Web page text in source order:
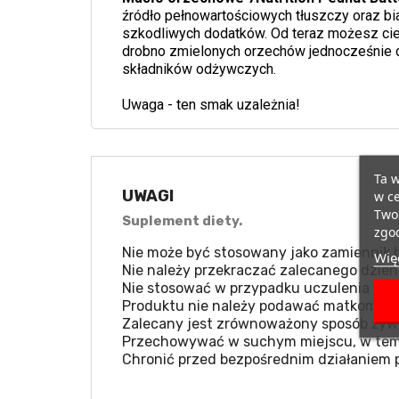
źródło pełnowartościowych tłuszczy oraz
szkodliwych dodatków. Od teraz możesz
drobno zmielonych orzechów
składników odżywczych.
Uwaga - ten smak uzależnia!
UWAGI
Suplement diety.
Nie może być stosowany jako
Nie należy przekraczać zalecanego
Nie stosować w przypadku uczulenia na
Produktu nie należy podawać matkom
Zalecany jest zrównoważony sposób
Przechowywać w suchym miejscu, w
Chronić przed bezpośrednim działaniem
Ta
w